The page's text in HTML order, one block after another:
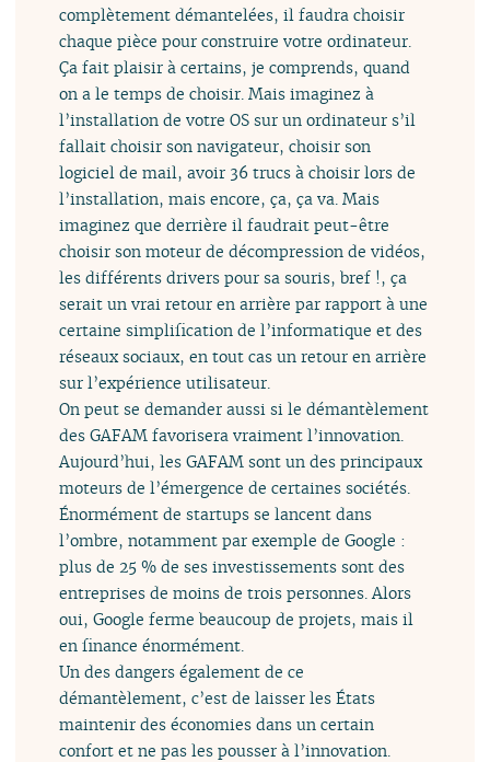
complètement démantelées, il faudra choisir
chaque pièce pour construire votre ordinateur.
Ça fait plaisir à certains, je comprends, quand
on a le temps de choisir. Mais imaginez à
l’installation de votre OS sur un ordinateur s’il
fallait choisir son navigateur, choisir son
logiciel de mail, avoir 36 trucs à choisir lors de
l’installation, mais encore, ça, ça va. Mais
imaginez que derrière il faudrait peut-être
choisir son moteur de décompression de vidéos,
les différents drivers pour sa souris, bref !, ça
serait un vrai retour en arrière par rapport à une
certaine simplification de l’informatique et des
réseaux sociaux, en tout cas un retour en arrière
sur l’expérience utilisateur.
On peut se demander aussi si le démantèlement
des GAFAM favorisera vraiment l’innovation.
Aujourd’hui, les GAFAM sont un des principaux
moteurs de l’émergence de certaines sociétés.
Énormément de startups se lancent dans
l’ombre, notamment par exemple de Google :
plus de 25 % de ses investissements sont des
entreprises de moins de trois personnes. Alors
oui, Google ferme beaucoup de projets, mais il
en finance énormément.
Un des dangers également de ce
démantèlement, c’est de laisser les États
maintenir des économies dans un certain
confort et ne pas les pousser à l’innovation.